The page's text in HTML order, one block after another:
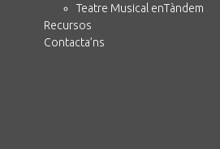
Teatre Musical enTàndem
Recursos
Contacta’ns